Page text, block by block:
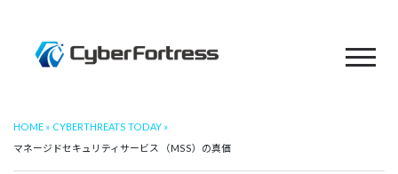
HOME
CYBERTHREATS TODAY
マネージドセキュリティサービス （MSS）の真価